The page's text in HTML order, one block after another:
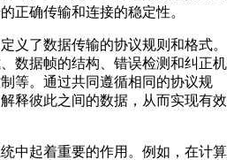
正确传输和连接的稳定性。
义了数据传输的协议规则和格式。
数据帧的结构、错误检测和纠正机
等。通过共同遵循相同的协议规
释彼此之间的数据，从而实现有效
中起着重要的作用。例如，在计算